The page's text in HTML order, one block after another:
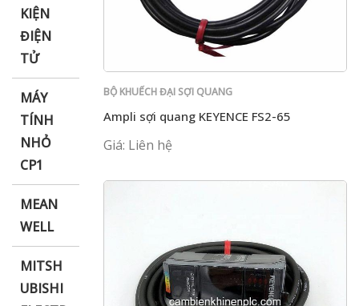
KIỆN
ĐIỆN
TỬ
MÁY
TÍNH
NHỎ
CP1
MEAN
WELL
MITSH
UBISHI
BỘ KHUẾCH ĐẠI SỢI QUANG
Ampli sợi quang KEYENCE FS2-65
Giá: Liên hệ